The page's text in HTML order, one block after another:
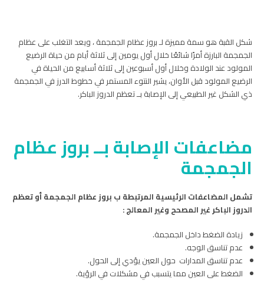
شكل القبة هو سمة مميزة لـ بروز عظام الجمجمة ، ويعد التغلب على عظام
الجمجمة البارزة أمرًا شائعًا خلال أول يومين إلى ثلاثة أيام من حياة الرضيع
المولود عند الولادة وخلال أول أسبوعين إلى ثلاثة أسابيع من الحياة في
الرضيع المولود قبل الأوان، يشير النتوء المستمر في خطوط الدرز في الجمجمة
ذي الشكل غير الطبيعي إلى الإصابة بــ تعظم الدروز الباكر.
مضاعفات الإصابة بــ بروز عظام
الجمجمة
تشمل المضاعفات الرئيسية المرتبطة ب بروز عظام الجمجمة أو تعظم
الدروز الباكر غير المصحح وغير المعالج :
زيادة الضغط داخل الجمجمة.
عدم تناسق الوجه.
عدم تناسق المدارات حول العين يؤدي إلى الحول.
الضغط على العين مما يتسبب في مشكلات في الرؤية.